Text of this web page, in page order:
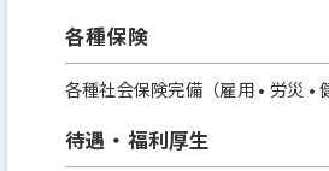
各種保険
各種社会保険完備（雇用 • 労災 •
待遇・福利厚生